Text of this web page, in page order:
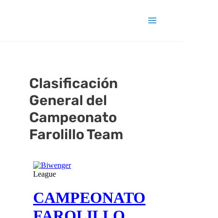
Clasificación
General del
Campeonato
Farolillo Team